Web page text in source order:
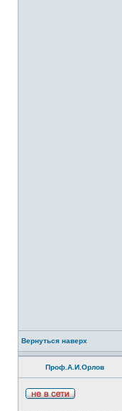
Вернуться наверх
Проф.А.И.Орлов